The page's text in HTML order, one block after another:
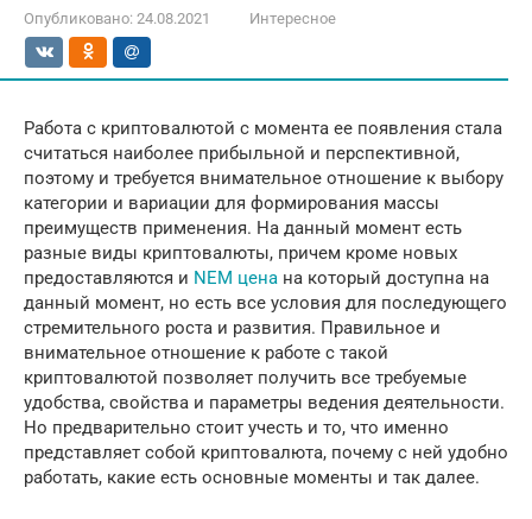
Опубликовано: 24.08.2021 Интересное
Работа с криптовалютой с момента ее появления стала
считаться наиболее прибыльной и перспективной,
поэтому и требуется внимательное отношение к выбору
категории и вариации для формирования массы
преимуществ применения. На данный момент есть
разные виды криптовалюты, причем кроме новых
предоставляются и NEM цена на который доступна на
данный момент, но есть все условия для последующего
стремительного роста и развития. Правильное и
внимательное отношение к работе с такой
криптовалютой позволяет получить все требуемые
удобства, свойства и параметры ведения деятельности.
Но предварительно стоит учесть и то, что именно
представляет собой криптовалюта, почему с ней удобно
работать, какие есть основные моменты и так далее.